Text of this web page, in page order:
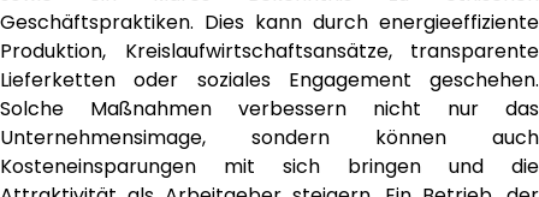
Geschäftspraktiken. Dies kann durch energieeffiziente
Produktion, Kreislaufwirtschaftsansätze, transparente
Lieferketten oder soziales Engagement geschehen.
Solche Maßnahmen verbessern nicht nur das
Unternehmensimage, sondern können auch
Kosteneinsparungen mit sich bringen und die